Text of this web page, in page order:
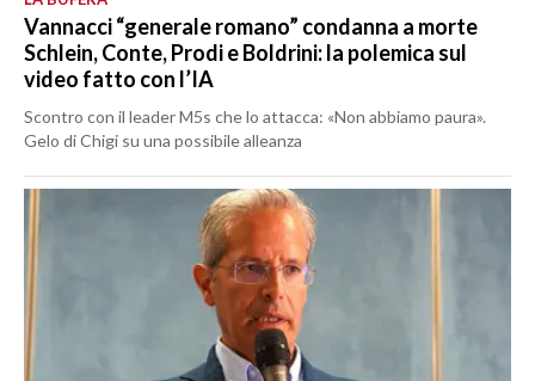
Vannacci “generale romano” condanna a morte
Schlein, Conte, Prodi e Boldrini: la polemica sul
video fatto con l’IA
Scontro con il leader M5s che lo attacca: «Non abbiamo paura».
Gelo di Chigi su una possibile alleanza